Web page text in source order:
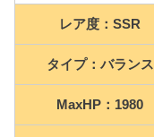
レア度：SSR
タイプ：バランス
MaxHP：1980